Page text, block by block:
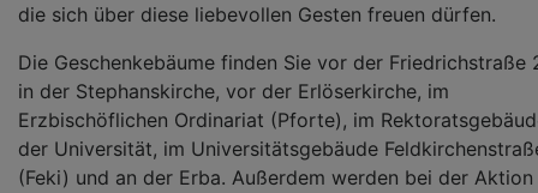
die sich über diese liebevollen Gesten freuen dürfen.
Die Geschenkebäume finden Sie vor der Friedrichstraße
in der Stephanskirche, vor der Erlöserkirche, im
Erzbischöflichen Ordinariat (Pforte), im
der Universität, im Universitätsgebäude
(Feki) und an der Erba. Außerdem werden bei der Aktion